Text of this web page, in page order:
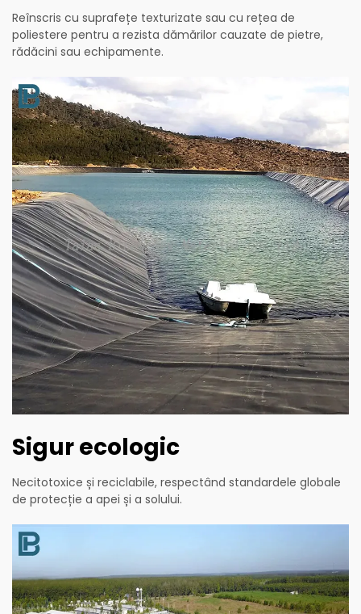
Reînscris cu suprafețe texturizate sau cu rețea de
poliestere pentru a rezista dămărilor cauzate de pietre,
rădăcini sau echipamente.
Sigur ecologic
Necitotoxice și reciclabile, respectând standardele globale
de protecție a apei și a solului.